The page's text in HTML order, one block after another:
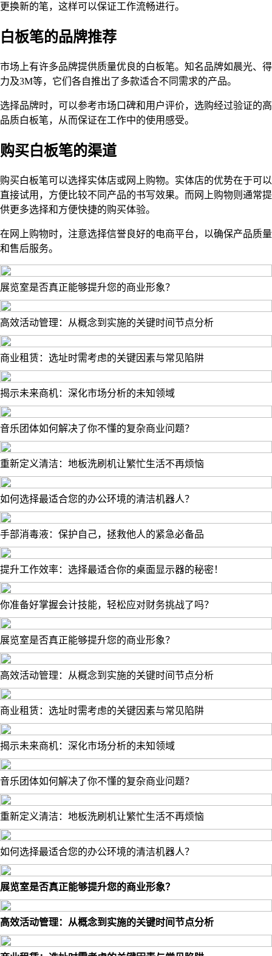
更换新的笔，这样可以保证工作流畅进行。
白板笔的品牌推荐
市场上有许多品牌提供质量优良的白板笔。知名品牌如晨光、得
力及3M等，它们各自推出了多款适合不同需求的产品。
选择品牌时，可以参考市场口碑和用户评价，选购经过验证的高
品质白板笔，从而保证在工作中的使用感受。
购买白板笔的渠道
购买白板笔可以选择实体店或网上购物。实体店的优势在于可以
直接试用，方便比较不同产品的书写效果。而网上购物则通常提
供更多选择和方便快捷的购买体验。
在网上购物时，注意选择信誉良好的电商平台，以确保产品质量
和售后服务。
展览室是否真正能够提升您的商业形象？
高效活动管理：从概念到实施的关键时间节点分析
商业租赁：选址时需考虑的关键因素与常见陷阱
揭示未来商机：深化市场分析的未知领域
音乐团体如何解决了你不懂的复杂商业问题？
重新定义清洁：地板洗刷机让繁忙生活不再烦恼
如何选择最适合您的办公环境的清洁机器人？
手部消毒液：保护自己，拯救他人的紧急必备品
提升工作效率：选择最适合你的桌面显示器的秘密！
你准备好掌握会计技能，轻松应对财务挑战了吗？
展览室是否真正能够提升您的商业形象？
高效活动管理：从概念到实施的关键时间节点分析
商业租赁：选址时需考虑的关键因素与常见陷阱
揭示未来商机：深化市场分析的未知领域
音乐团体如何解决了你不懂的复杂商业问题？
重新定义清洁：地板洗刷机让繁忙生活不再烦恼
如何选择最适合您的办公环境的清洁机器人？
展览室是否真正能够提升您的商业形象？
高效活动管理：从概念到实施的关键时间节点分析